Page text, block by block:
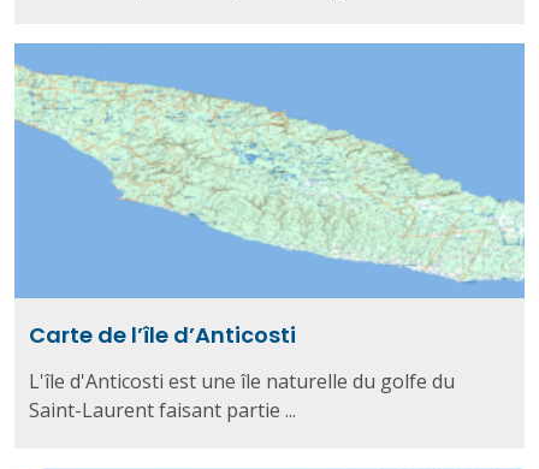
Carte de l’île d’Anticosti
L'île d'Anticosti est une île naturelle du golfe du
Saint-Laurent faisant partie ...